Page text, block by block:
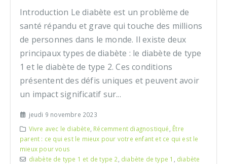
Introduction Le diabète est un problème de
santé répandu et grave qui touche des millions
de personnes dans le monde. Il existe deux
principaux types de diabète : le diabète de type
1 et le diabète de type 2. Ces conditions
présentent des défis uniques et peuvent avoir
un impact significatif sur...
jeudi 9 novembre 2023
Vivre avec le diabète Récemment diagnostiqué Être
parent : ce qui est le mieux pour votre enfant et ce qui est le
mieux pour vous
diabète de type 1 et de type 2 diabète de type 1
diabète